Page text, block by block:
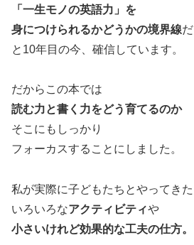
「一生モノの英語力」を
身につけられるかどうかの境界線だ
と10年目の今、確信しています。
だからこの本では
読む力と書く力をどう育てるのか
そこにもしっかり
フォーカスすることにしました。
私が実際に子どもたちとやってきた
いろいろなアクティビティや
小さいけれど効果的な工夫の仕方。